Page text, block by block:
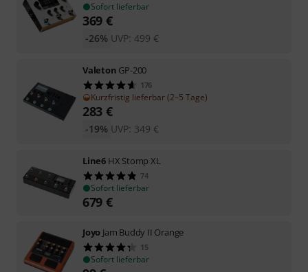
Sofort lieferbar
369 €
UVP: 499 €
-26%
Valeton GP-200
176
Kurzfristig lieferbar (2–5 Tage)
283 €
UVP: 349 €
-19%
Line6 HX Stomp XL
74
Sofort lieferbar
679 €
Joyo Jam Buddy II Orange
15
Sofort lieferbar